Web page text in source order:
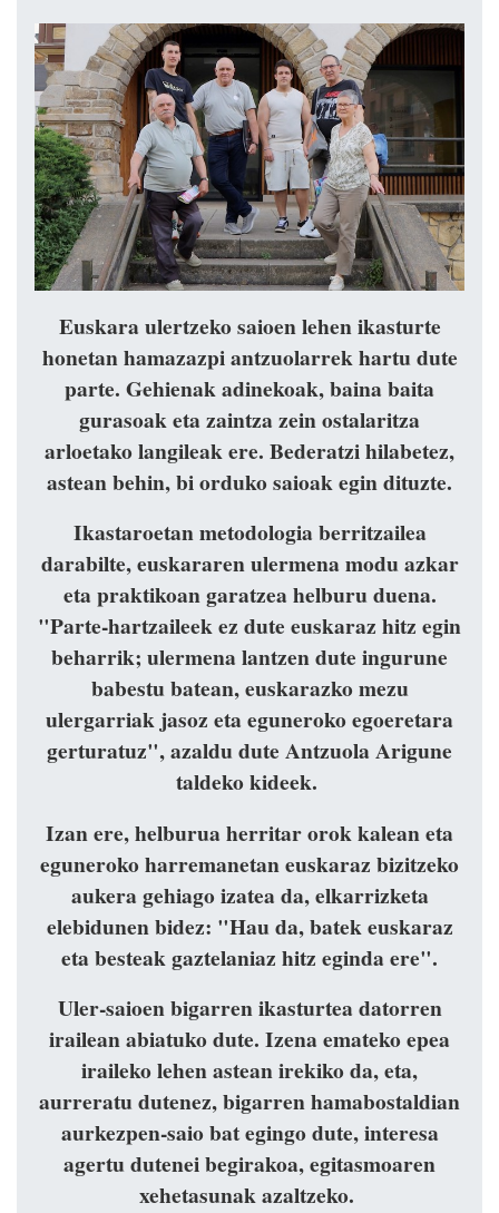
Euskara ulertzeko saioen lehen ikasturte
honetan hamazazpi antzuolarrek hartu dute
parte. Gehienak adinekoak, baina baita
gurasoak eta zaintza zein ostalaritza
arloetako langileak ere. Bederatzi hilabetez,
astean behin, bi orduko saioak egin dituzte.
Ikastaroetan metodologia berritzailea
darabilte, euskararen ulermena modu azkar
eta praktikoan garatzea helburu duena.
"Parte-hartzaileek ez dute euskaraz hitz egin
beharrik; ulermena lantzen dute ingurune
babestu batean, euskarazko mezu
ulergarriak jasoz eta eguneroko egoeretara
gerturatuz", azaldu dute Antzuola Arigune
taldeko kideek.
Izan ere, helburua herritar orok kalean eta
eguneroko harremanetan euskaraz bizitzeko
aukera gehiago izatea da, elkarrizketa
elebidunen bidez: "Hau da, batek euskaraz
eta besteak gaztelaniaz hitz eginda ere".
Uler-saioen bigarren ikasturtea datorren
irailean abiatuko dute. Izena emateko epea
iraileko lehen astean irekiko da, eta,
aurreratu dutenez, bigarren hamabostaldian
aurkezpen-saio bat egingo dute, interesa
agertu dutenei begirakoa, egitasmoaren
xehetasunak azaltzeko.